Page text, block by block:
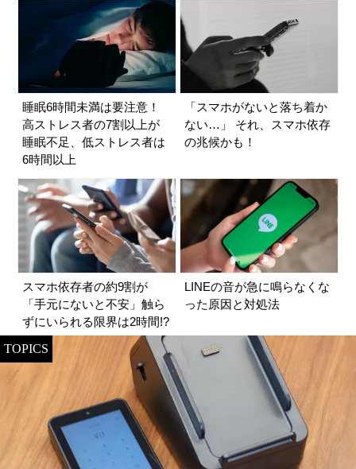
睡眠6時間未満は要注意！
高ストレス者の7割以上が
睡眠不足、低ストレス者は
6時間以上
「スマホがないと落ち着か
ない…」 それ、スマホ依存
の兆候かも！
スマホ依存者の約9割が
「手元にないと不安」触ら
ずにいられる限界は2時間!?
LINEの音が急に鳴らなくな
った原因と対処法
TOPICS